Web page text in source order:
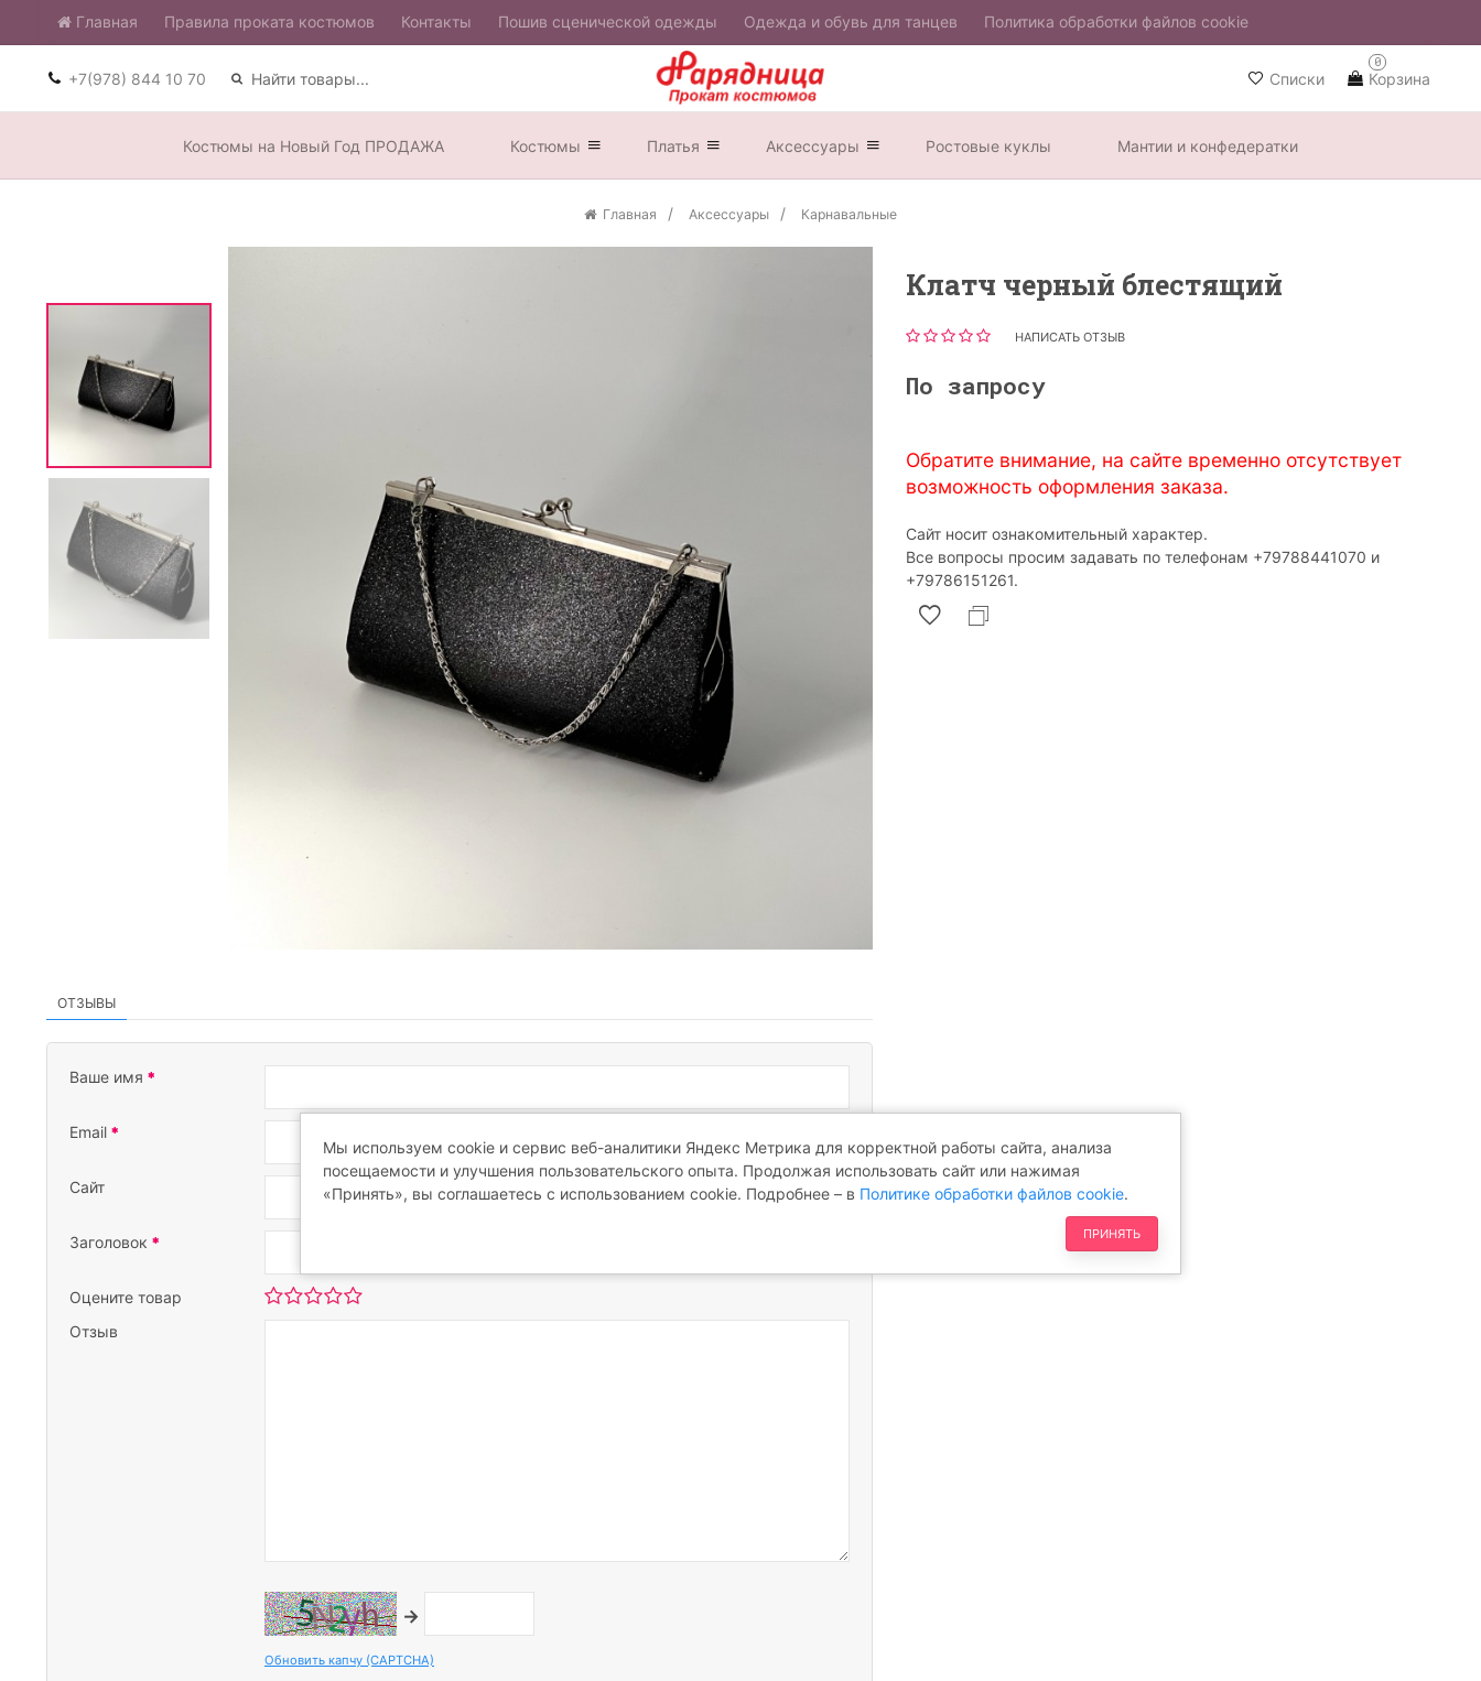
Главная ​Правила проката костюмов Контакты Пошив сценической одежды Одежда и обувь для танцев Политика обработки файлов cookie
+7(978) 844 10 70 Списки Корзина
0
Костюмы на Новый Год ПРОДАЖА Костюмы Платья Аксессуары Ростовые куклы Мантии и конфедератки
Главная Аксессуары Карнавальные
Клатч черный блестящий
НАПИСАТЬ ОТЗЫВ
По запросу
Обратите внимание, на сайте временно отсутствует
возможность оформления заказа.
Сайт носит ознакомительный характер.
Все вопросы просим задавать по телефонам ‎+79788441070 и
‎+79786151261.
ОТЗЫВЫ
Ваше имя
Email
Сайт
Заголовок
Оцените товар
Отзыв
→
Обновить капчу (CAPTCHA)
Мы используем cookie и сервис веб-аналитики Яндекс Метрика для корректной работы сайта, анализа
посещаемости и улучшения пользовательского опыта. Продолжая использовать сайт или нажимая
«Принять», вы соглашаетесь с использованием cookie. Подробнее – в Политике обработки файлов cookie.
ПРИНЯТЬ